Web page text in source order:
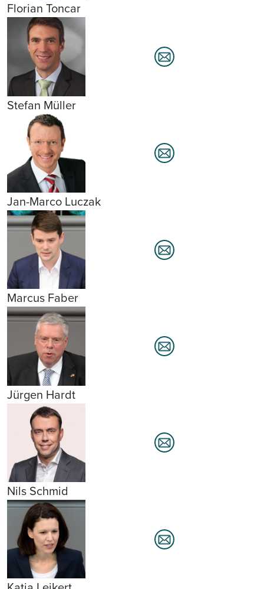
Florian Toncar
Stefan Müller
Jan-Marco Luczak
Marcus Faber
Jürgen Hardt
Nils Schmid